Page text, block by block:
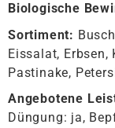
Biologische
Sortiment:
Eissalat,
Pastinake,
Angebotene
Düngung: ja,